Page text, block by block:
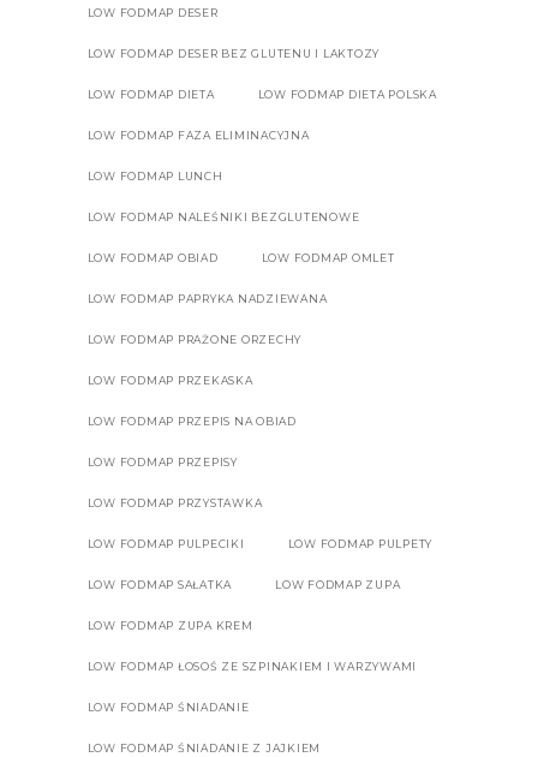
LOW FODMAP DESER
LOW FODMAP DESER BEZ GLUTENU I LAKTOZY
LOW FODMAP DIETA LOW FODMAP DIETA POLSKA
LOW FODMAP FAZA ELIMINACYJNA
LOW FODMAP LUNCH
LOW FODMAP NALEŚNIKI BEZGLUTENOWE
LOW FODMAP OBIAD LOW FODMAP OMLET
LOW FODMAP PAPRYKA NADZIEWANA
LOW FODMAP PRAŻONE ORZECHY
LOW FODMAP PRZEKASKA
LOW FODMAP PRZEPIS NA OBIAD
LOW FODMAP PRZEPISY
LOW FODMAP PRZYSTAWKA
LOW FODMAP PULPECIKI LOW FODMAP PULPETY
LOW FODMAP SAŁATKA LOW FODMAP ZUPA
LOW FODMAP ZUPA KREM
LOW FODMAP ŁOSOŚ ZE SZPINAKIEM I WARZYWAMI
LOW FODMAP ŚNIADANIE
LOW FODMAP ŚNIADANIE Z JAJKIEM